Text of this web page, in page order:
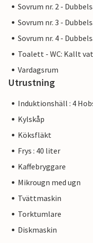
Sovrum nr. 2 -
Sovrum nr. 3 -
Sovrum nr. 4 -
Toalett - WC: Kallt
Vardagsrum
Utrustning
Induktionshäll : 4
Kylskåp
Köksfläkt
Frys : 40 liter
Kaffebryggare
Mikrougn med ugn
Tvättmaskin
Torktumlare
Diskmaskin